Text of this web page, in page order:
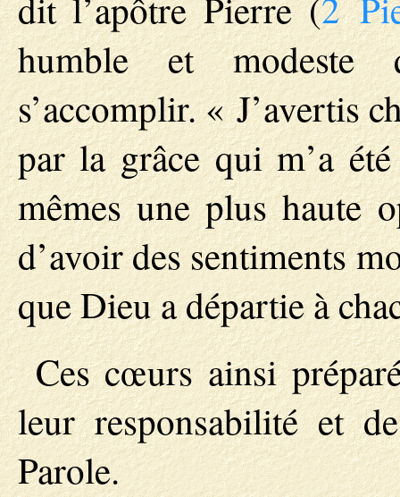
humble et modeste
s’accomplir. « J’avertis
par la grâce qui m’a
mêmes une plus haute
d’avoir des sentiments
que Dieu a départie à
Ces cœurs ainsi
leur responsabilité et
Parole.